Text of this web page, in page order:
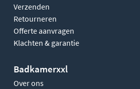
Verzenden
Retourneren
Offerte aanvragen
Klachten & garantie
Badkamerxxl
Over ons